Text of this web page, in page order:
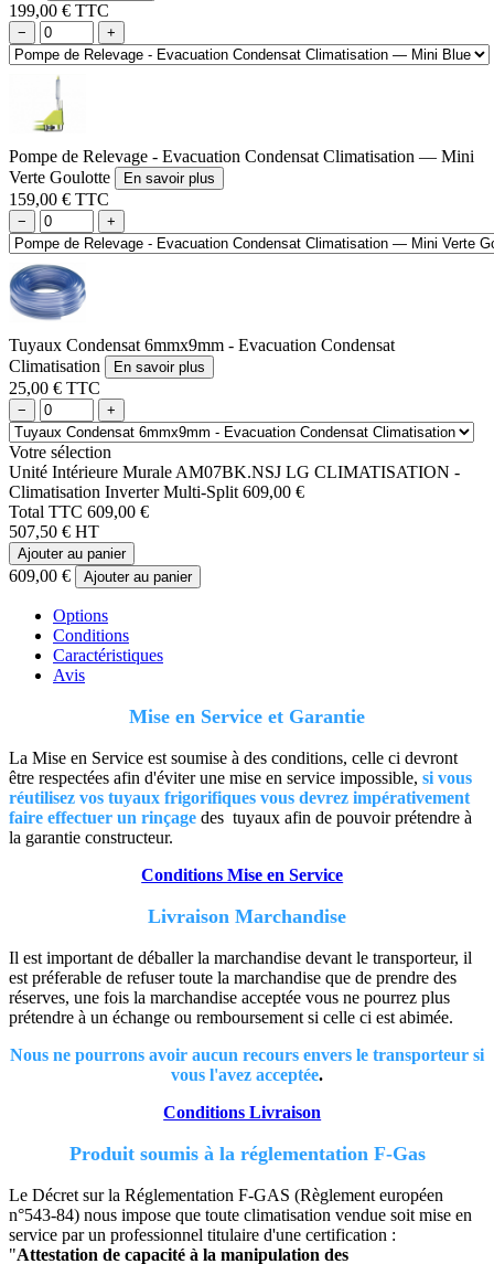
199,00 € TTC
− +
Pompe de Relevage - Evacuation Condensat Climatisation — Mini
Verte Goulotte
En savoir plus
159,00 € TTC
− +
Tuyaux Condensat 6mmx9mm - Evacuation Condensat
Climatisation
En savoir plus
25,00 € TTC
− +
Votre sélection
Unité Intérieure Murale AM07BK.NSJ LG CLIMATISATION -
Climatisation Inverter Multi-Split 609,00 €
Total TTC 609,00 €
507,50 € HT
Ajouter au panier
609,00 € Ajouter au panier
Options
Conditions
Caractéristiques
Avis
Mise en Service et Garantie
La Mise en Service est soumise à des conditions, celle ci devront
être respectées afin d'éviter une mise en service impossible, si vous
réutilisez vos tuyaux frigorifiques vous devrez impérativement
faire effectuer un rinçage des tuyaux afin de pouvoir prétendre à
la garantie constructeur.
Conditions Mise en Service
Livraison Marchandise
Il est important de déballer la marchandise devant le transporteur, il
est préferable de refuser toute la marchandise que de prendre des
réserves, une fois la marchandise acceptée vous ne pourrez plus
prétendre à un échange ou remboursement si celle ci est abimée.
Nous ne pourrons avoir aucun recours envers le transporteur si
vous l'avez acceptée.
Conditions Livraison
Produit soumis à la réglementation F-Gas
Le Décret sur la Réglementation F-GAS (Règlement européen
n°543-84) nous impose que toute climatisation vendue soit mise en
service par un professionnel titulaire d'une certification :
"Attestation de capacité à la manipulation des